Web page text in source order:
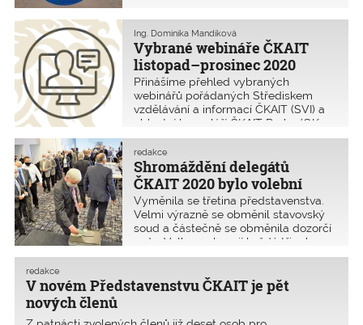
Vybrané webináře ČKAIT
listopad–prosinec 2020
Ing. Dominika Mandíková
Přinášíme přehled vybraných
webinářů pořádaných Střediskem
vzdělávání a informací ČKAIT (SVI) a
oblastní kanceláří ČKAIT Praha (OK
Praha).
Shromáždění delegátů
ČKAIT 2020 bylo volební
redakce
Vyměnila se třetina představenstva.
Velmi výrazně se obměnil stavovský
soud a částečně se obměnila dozorčí
rada. Volby se konají každé tři roky.
Jednání bylo regulérní a průběh byl
V novém Představenstvu ČKAIT je pět
nových členů
redakce